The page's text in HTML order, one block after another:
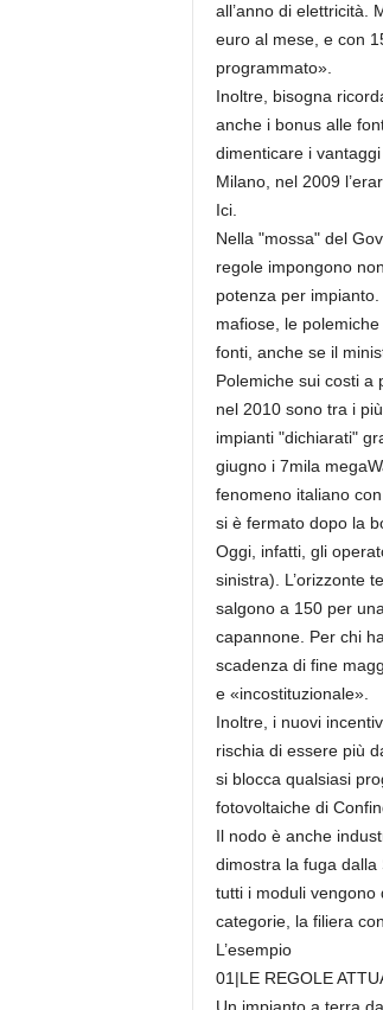
all’anno di elettricità.
euro al mese, e con
programmato».
Inoltre, bisogna
anche i bonus alle
dimenticare i
Milano, nel 2009
Ici.
Nella "mossa" del
regole impongono
potenza per
mafiose, le
fonti, anche se il
Polemiche sui costi a
nel 2010 sono tra i
impianti "dichiarati"
giugno i 7mila
fenomeno italiano
si è fermato dopo la
Oggi, infatti, gli
sinistra). L’orizzonte
salgono a 150 per
capannone. Per chi
scadenza di fine
e «incostituzionale».
Inoltre, i nuovi
rischia di essere più
si blocca qualsiasi
fotovoltaiche di
Il nodo è anche
dimostra la fuga
tutti i moduli vengono
categorie, la filiera
L’esempio
01|LE REGOLE